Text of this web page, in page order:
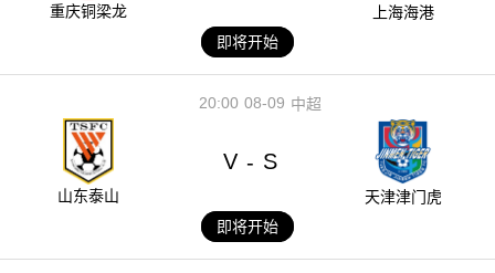
重庆铜梁龙
上海海港
即将开始
08-09
20:00 中超
山东泰山
V - S
天津津门虎
即将开始